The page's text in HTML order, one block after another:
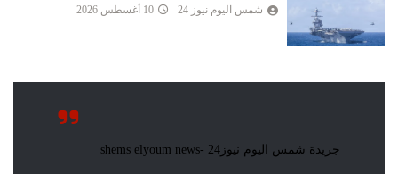
شمس اليوم نيوز 24 10 أغسطس 2026